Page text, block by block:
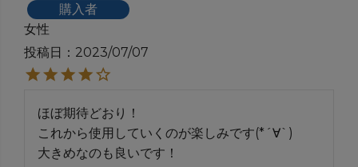
購入者
女性
投稿日
2023/07/07
ほぼ期待どおり！
これから使用していくのが楽しみです(*´∀`)
大きめなのも良いです！